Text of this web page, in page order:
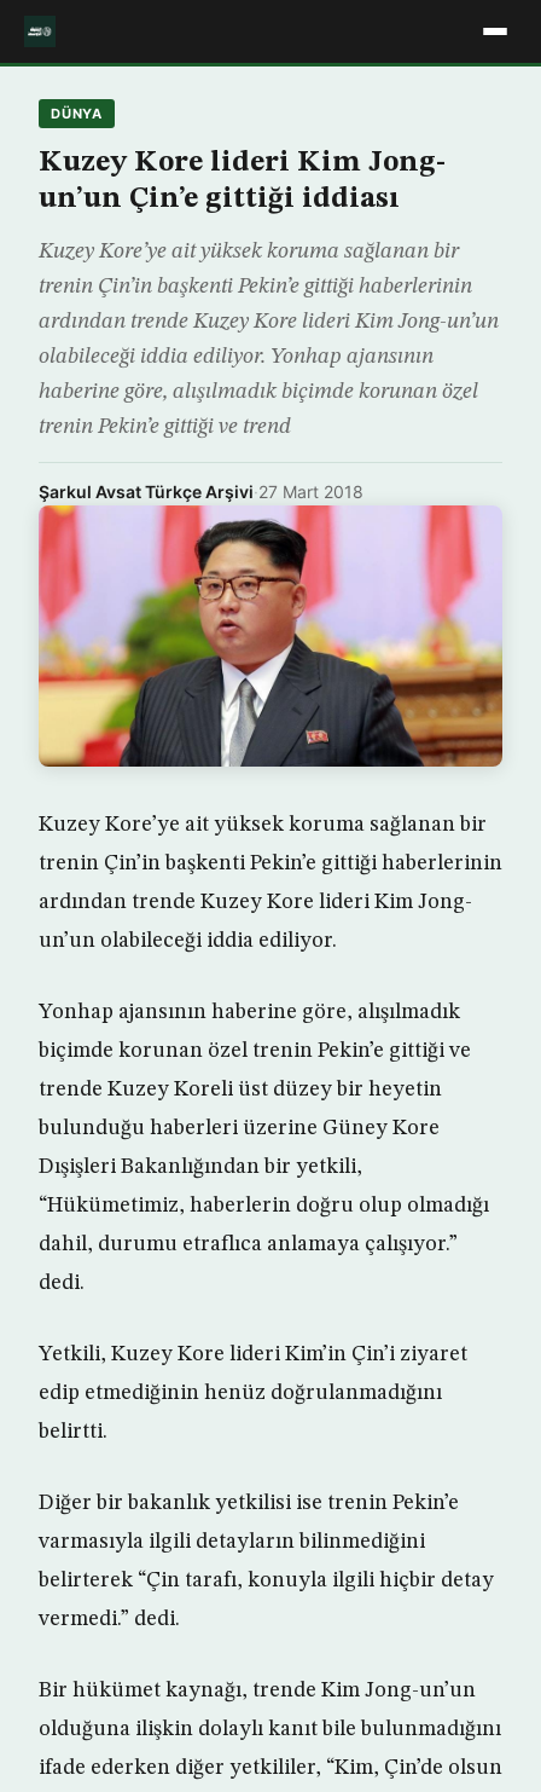
DÜNYA
Kuzey Kore lideri Kim Jong-
un’un Çin’e gittiği iddiası
Kuzey Kore’ye ait yüksek koruma sağlanan bir
trenin Çin’in başkenti Pekin’e gittiği haberlerinin
ardından trende Kuzey Kore lideri Kim Jong-un’un
olabileceği iddia ediliyor. Yonhap ajansının
haberine göre, alışılmadık biçimde korunan özel
trenin Pekin’e gittiği ve trend
Şarkul Avsat Türkçe Arşivi·27 Mart 2018
Kuzey Kore’ye ait yüksek koruma sağlanan bir
trenin Çin’in başkenti Pekin’e gittiği haberlerinin
ardından trende Kuzey Kore lideri Kim Jong-
un’un olabileceği iddia ediliyor.
Yonhap ajansının haberine göre, alışılmadık
biçimde korunan özel trenin Pekin’e gittiği ve
trende Kuzey Koreli üst düzey bir heyetin
bulunduğu haberleri üzerine Güney Kore
Dışişleri Bakanlığından bir yetkili,
“Hükümetimiz, haberlerin doğru olup olmadığı
dahil, durumu etraflıca anlamaya çalışıyor.”
dedi.
Yetkili, Kuzey Kore lideri Kim’in Çin’i ziyaret
edip etmediğinin henüz doğrulanmadığını
belirtti.
Diğer bir bakanlık yetkilisi ise trenin Pekin’e
varmasıyla ilgili detayların bilinmediğini
belirterek “Çin tarafı, konuyla ilgili hiçbir detay
vermedi.” dedi.
Bir hükümet kaynağı, trende Kim Jong-un’un
olduğuna ilişkin dolaylı kanıt bile bulunmadığını
ifade ederken diğer yetkililer, “Kim, Çin’de olsun